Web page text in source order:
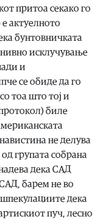
притоа секако го
е актуелното
бунтовничката
исклучување
и
се обиде да го
тоа што тој и
биле
не делува
групата собрана
дека САД
барем не во
дека
пуч, лесно